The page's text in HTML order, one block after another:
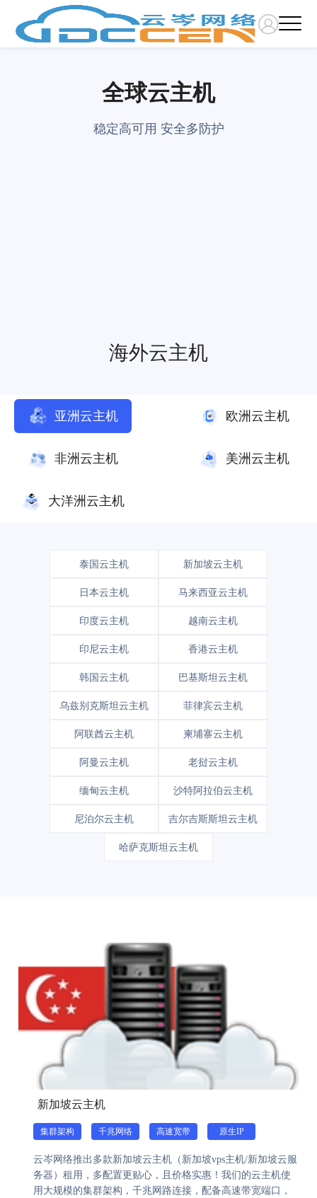
全球云主机
稳定高可用 安全多防护
海外云主机
亚洲云主机 欧洲云主机
非洲云主机 美洲云主机
大洋洲云主机
泰国云主机 新加坡云主机
日本云主机 马来西亚云主机
印度云主机 越南云主机
印尼云主机 香港云主机
韩国云主机 巴基斯坦云主机
乌兹别克斯坦云主机 菲律宾云主机
阿联酋云主机 柬埔寨云主机
阿曼云主机 老挝云主机
缅甸云主机 沙特阿拉伯云主机
尼泊尔云主机 吉尔吉斯斯坦云主机
哈萨克斯坦云主机
新加坡云主机
集群架构 千兆网络 高速宽带 原生IP
云岑网络推出多款新加坡云主机（新加坡vps主机/新加坡云服
务器）租用，多配置更贴心，且价格实惠！我们的云主机使
用大规模的集群架构，千兆网路连接，配备高速带宽端口，